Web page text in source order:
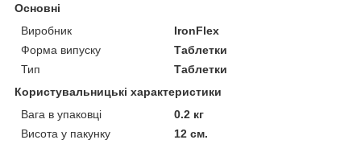
Основні
Виробник
IronFlex
Форма випуску
Таблетки
Тип
Таблетки
Користувальницькі характеристики
Вага в упаковці
0.2 кг
Висота у пакунку
12 см.